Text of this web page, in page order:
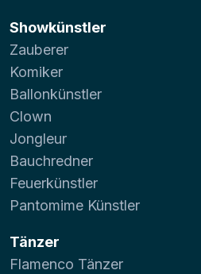
Showkünstler
Zauberer
Komiker
Ballonkünstler
Clown
Jongleur
Bauchredner
Feuerkünstler
Pantomime Künstler
Tänzer
Flamenco Tänzer